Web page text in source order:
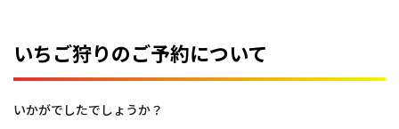
いちご狩りのご予約について
いかがでしたでしょうか？